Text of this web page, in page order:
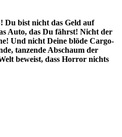
Du bist nicht das Geld auf
Auto, das Du fährst! Nicht der
Und nicht Deine blöde Cargo-
tanzende Abschaum der
beweist, dass Horror nichts